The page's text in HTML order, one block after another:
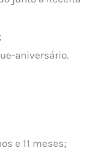
aniversário.
e 11 meses;